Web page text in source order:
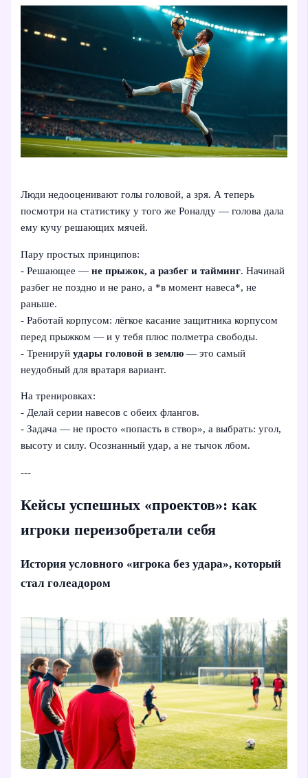
Люди недооценивают голы головой, а зря. А теперь
посмотри на статистику у того же Роналду — голова дала
ему кучу решающих мячей.
Пару простых принципов:
- Решающее —не прыжок, а разбег и тайминг. Начинай
разбег не поздно и не рано, а *в момент навеса*, не
раньше.
- Работай корпусом: лёгкое касание защитника корпусом
перед прыжком — и у тебя плюс полметра свободы.
- Тренируйудары головой в землю — это самый
неудобный для вратаря вариант.
На тренировках:
- Делай серии навесов с обеих флангов.
- Задача — не просто «попасть в створ», а выбрать: угол,
высоту и силу. Осознанный удар, а не тычок лбом.
---
Кейсы успешных «проектов»: как
игроки переизобретали себя
История условного «игрока без удара», который
стал голеадором